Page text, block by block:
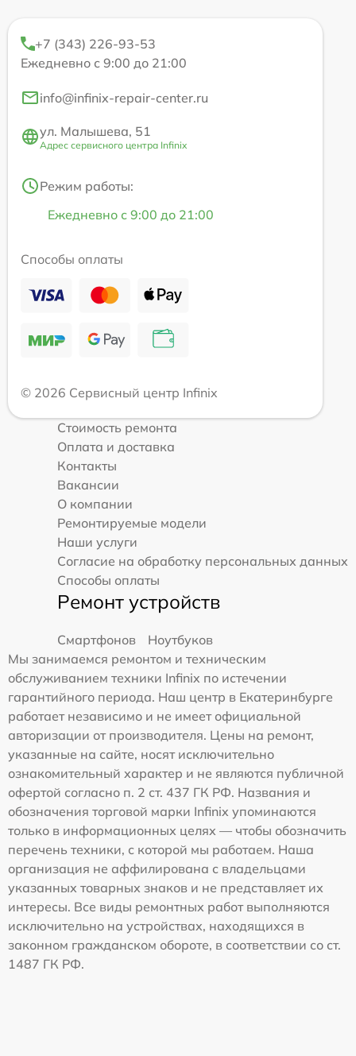
+7 (343) 226-93-53
Ежедневно с 9:00 до 21:00
info@infinix-repair-center.ru
ул. Малышева, 51
Адрес сервисного центра Infinix
Режим работы:
Ежедневно с 9:00 до 21:00
Способы оплаты
© 2026 Сервисный центр Infinix
Стоимость ремонта
Оплата и доставка
Контакты
Вакансии
О компании
Ремонтируемые модели
Наши услуги
Согласие на обработку персональных данных
Способы оплаты
Ремонт устройств
Смартфонов
Ноутбуков
Мы занимаемся ремонтом и техническим
обслуживанием техники Infinix по истечении
гарантийного периода. Наш центр в Екатеринбурге
работает независимо и не имеет официальной
авторизации от производителя. Цены на ремонт,
указанные на сайте, носят исключительно
ознакомительный характер и не являются публичной
офертой согласно п. 2 ст. 437 ГК РФ. Названия и
обозначения торговой марки Infinix упоминаются
только в информационных целях — чтобы обозначить
перечень техники, с которой мы работаем. Наша
организация не аффилирована с владельцами
указанных товарных знаков и не представляет их
интересы. Все виды ремонтных работ выполняются
исключительно на устройствах, находящихся в
законном гражданском обороте, в соответствии со ст.
1487 ГК РФ.